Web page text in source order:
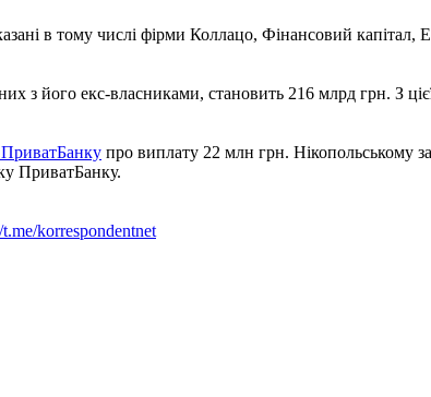
в тому числі фірми Коллацо, Фінансовий
з його екс-власниками, становить 216 млрд грн. З
про виплату 22 млн грн. Нікопольському
ПриватБанку.
korrespondentnet